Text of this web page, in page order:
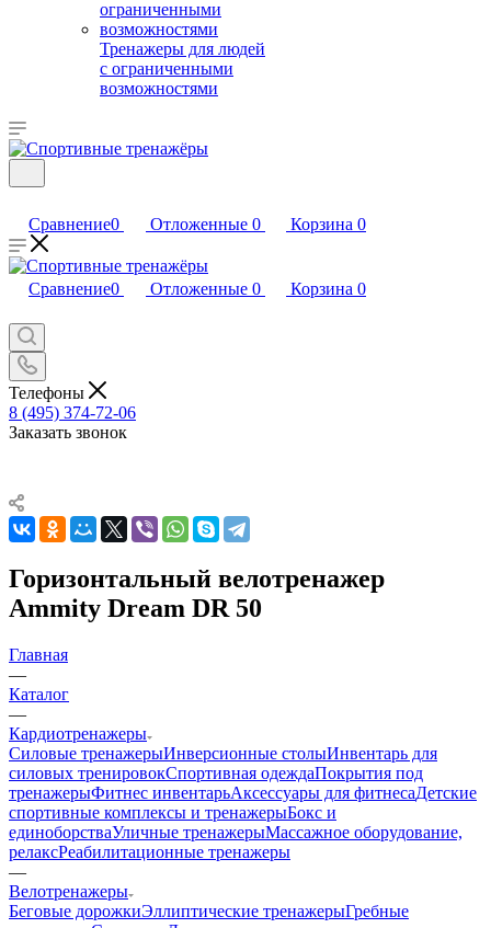
Тренажеры для людей
с ограниченными
возможностями
Сравнение0 Отложенные 0 Корзина 0
Сравнение0 Отложенные 0 Корзина 0
Телефоны
8 (495) 374-72-06
Заказать звонок
Горизонтальный велотренажер
Ammity Dream DR 50
Главная
—
Каталог
—
Кардиотренажеры
Силовые тренажерыИнверсионные столыИнвентарь для
силовых тренировокСпортивная одеждаПокрытия под
тренажерыФитнес инвентарьАксессуары для фитнесаДетские
спортивные комплексы и тренажерыБокс и
единоборстваУличные тренажерыМассажное оборудование,
релаксРеабилитационные тренажеры
—
Велотренажеры
Беговые дорожкиЭллиптические тренажерыГребные